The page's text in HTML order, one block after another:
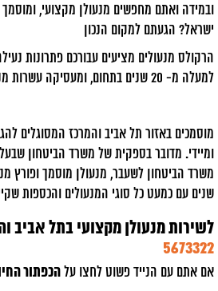
ובמידה ואתם מחפשים מנעולן מקצועי,
ישראל? הגעתם למקום הנכון
הרקולס מנעולים מציעים עבורכם פתרונות
למעלה מ- 20 שנים בתחום, ומעסיקה עשרות מנעולנים
מוסמכים באזור תל אביב והמרכז המסוגלים
ומיידי. מדובר בספקית של משרד הביטחון
משרד הביטחון לשעבר, מנעולן מוסמך ופורץ
שנים עם כמעט כל סוגי המנעולים והכספות
לשירות מנעולן מקצועי בתל אביב
5673322
אם אתם עם הנייד פשוט לחצו עלהכפתור